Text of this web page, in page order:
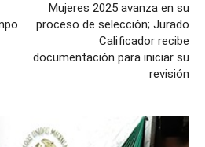
Mujeres 2025 avanza en su
proceso de selección; Jurado
Calificador recibe
documentación para iniciar su
revisión